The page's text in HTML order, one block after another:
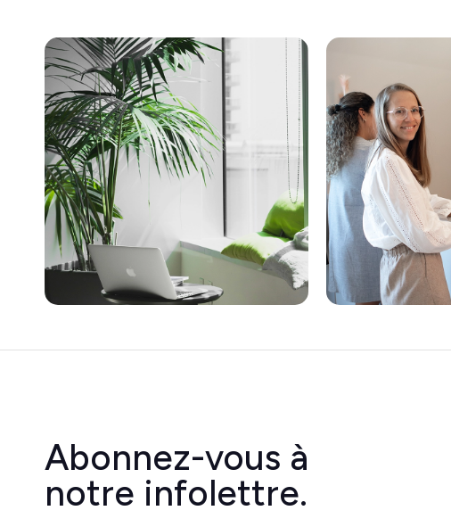
Abonnez-vous à
notre infolettre.